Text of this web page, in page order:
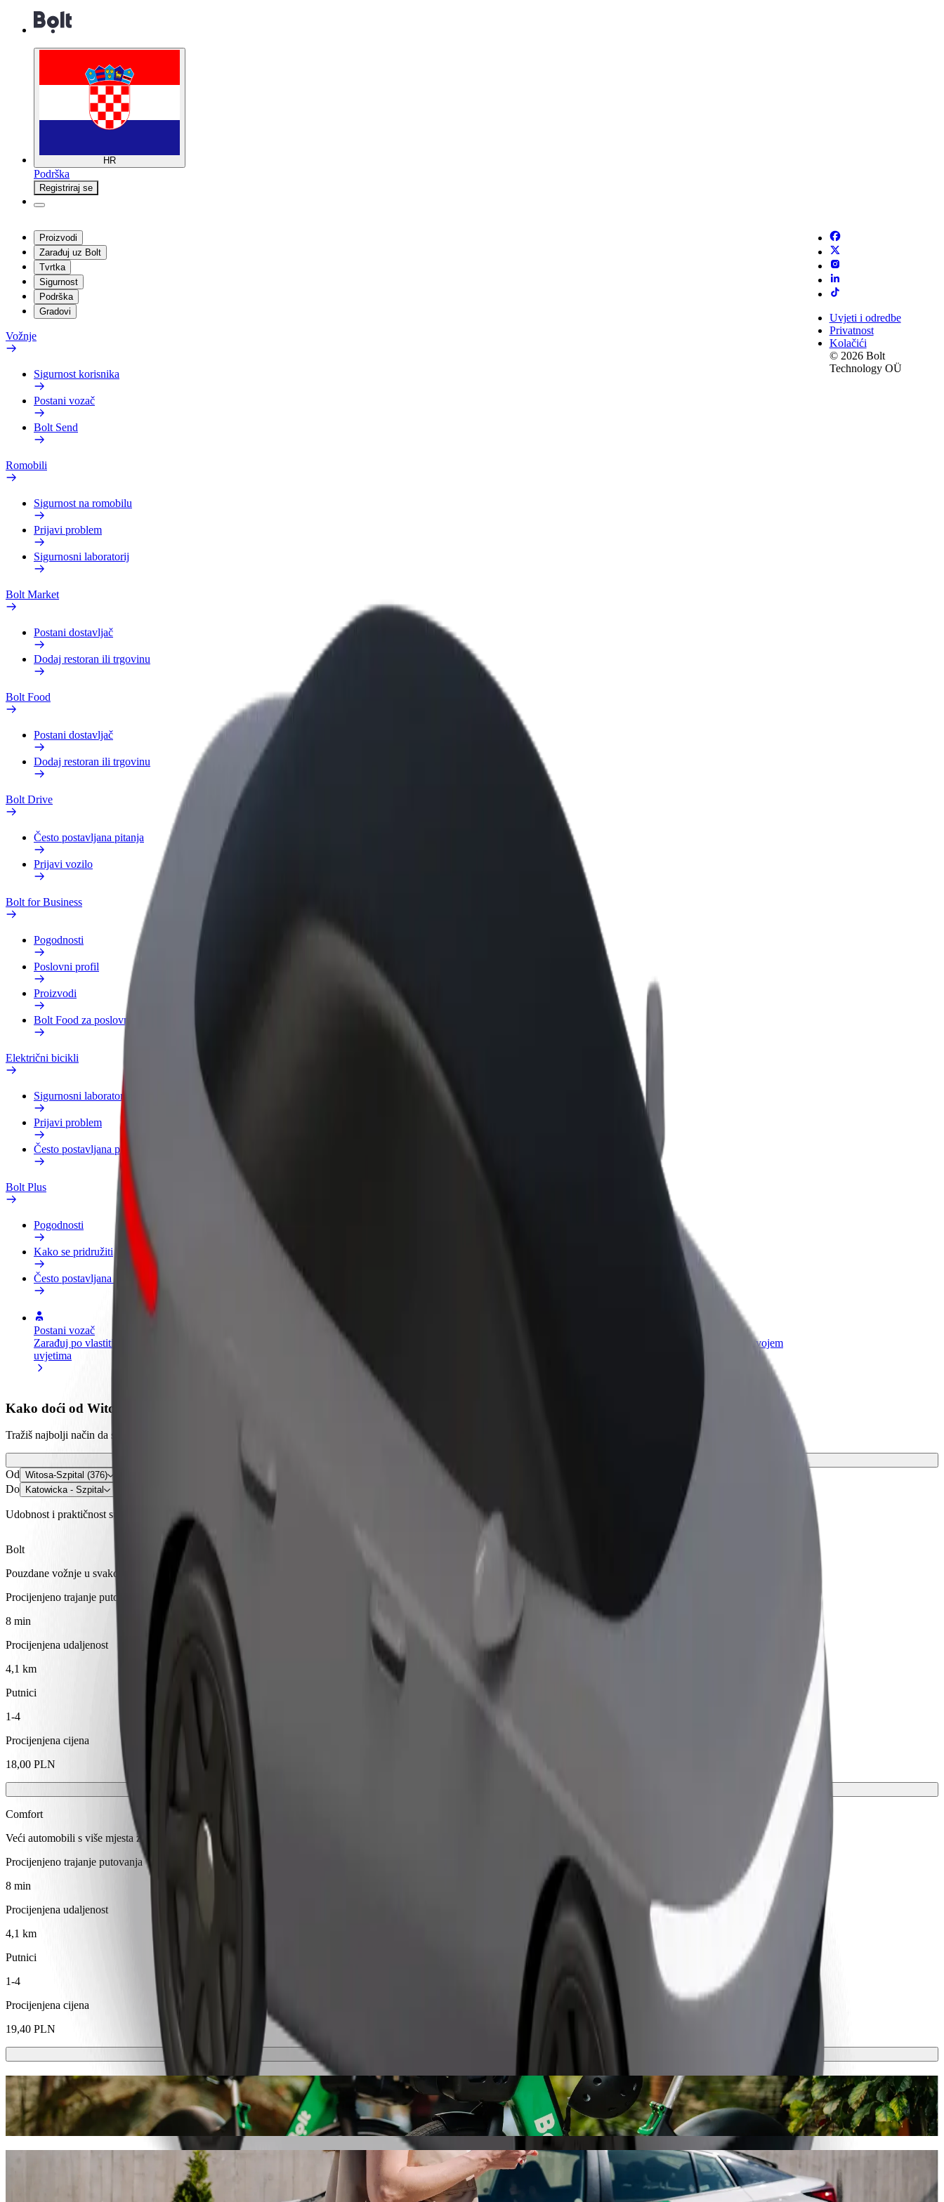
HR
Podrška
Registriraj se
Proizvodi
Zarađuj uz Bolt
Tvrtka
Sigurnost
Podrška
Gradovi
Vožnje
Sigurnost korisnika
Postani vozač
Bolt Send
Romobili
Sigurnost na romobilu
Prijavi problem
Sigurnosni laboratorij
Bolt Market
Postani dostavljač
Dodaj restoran ili trgovinu
Bolt Food
Postani dostavljač
Dodaj restoran ili trgovinu
Bolt Drive
Često postavljana pitanja
Prijavi vozilo
Bolt for Business
Pogodnosti
Poslovni profil
Proizvodi
Bolt Food za poslovne korisnike
Električni bicikli
Sigurnosni laboratorij
Prijavi problem
Često postavljana pitanja
Bolt Plus
Pogodnosti
Kako se pridružiti
Često postavljana pitanja
Postani vozač
Zarađuj po vlastitim
uvjetima
Dodaj restoran ili trgovinu
Dosegni više kupaca i povećaj
Bolt proizvodi i usluge prilagođeni tvojem
Uvjeti i odredbe
Privatnost
Kolačići
© 2026 Bolt
Technology OÜ
Kako doći od Witosa-Szpital (376) do Katowicka - Szpital
Tražiš najbolji način da stigneš od Witosa-Szpital (376) do Katowicka - Szpital? Istraži naše usluge i pronađi savršenu za svoje putovanje.
Preuzmi aplikaciju
Od Witosa-Szpital (376)
Do Katowicka - Szpital
Udobnost i praktičnost su nadohvat ruke!
Bolt
Pouzdane vožnje u svakodnevnim automobilima srednje veličine.
Procijenjeno trajanje putovanja
8 min
Procijenjena udaljenost
4,1 km
Putnici
1-4
Procijenjena cijena
18,00 PLN
Comfort
Veći automobili s više mjesta za noge i prtljagu
Procijenjeno trajanje putovanja
8 min
Procijenjena udaljenost
4,1 km
Putnici
1-4
Procijenjena cijena
19,40 PLN
Romobili ili e-bicikli
Kreći se po Opole sa skuterima ili e-biciklima
Preuzmi aplikaciju Bolt
Dođi od Witosa-Szpital (376) do Katowicka - Szpital s Bolt vožnjom na zahtjev
Preporučujemo da odabereš Bolt vožnju na zahtjev ako tražiš najbolju cijenu za dolazak do Katowicka - Szpital. Korištenjem Bolta, ovo putovanje će trajati oko 8 min i koštati otprilike 18,00 PLN PLN. Bez